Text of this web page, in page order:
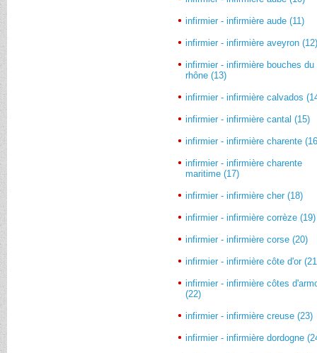
infirmier - infirmière aude (11)
infirmier - infirmière aveyron
infirmier - infirmière bouches du
rhône (13)
infirmier - infirmière calvados
infirmier - infirmière cantal (15)
infirmier - infirmière charente
infirmier - infirmière charente
maritime (17)
infirmier - infirmière cher (18)
infirmier - infirmière corrèze (19)
infirmier - infirmière corse (20)
infirmier - infirmière côte d'or
infirmier - infirmière côtes
(22)
infirmier - infirmière creuse (23)
infirmier - infirmière dordogne